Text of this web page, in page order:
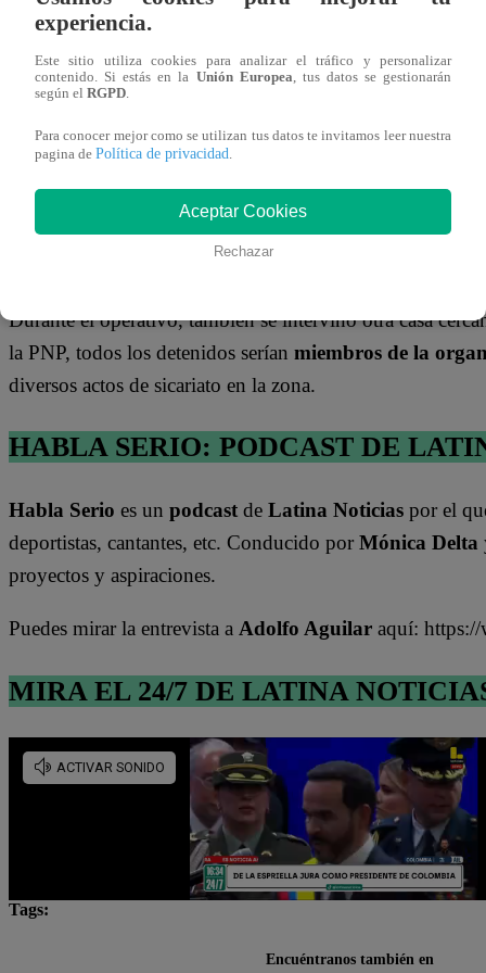
Perú false
reciclador
secuestrado
por banda
Gracias a las imágenes registradas, las autoridades
intentó ocultarse.Agentes de la Policía Nacional del
Durante el operativo, también se intervino otra casa
la PNP, todos los detenidos serían miembros de la
diversos actos de sicariato en la zona.
HABLA SERIO: PODCAST DE
Habla Serio es un podcast de Latina Noticias por el
deportistas, cantantes, etc. Conducido por Mónica Delta
proyectos y aspiraciones.
Puedes mirar la entrevista a Adolfo Aguilar aquí:
MIRA EL 24/7 DE LATINA
Tags:
experiencia.
Este sitio utiliza cookies para analizar el tráfico y personalizar
contenido. Si estás en la Unión Europea , tus datos se gestionarán
según el RGPD
Para conocer mejor como se utilizan tus datos te invitamos leer nuestra
pagina de Política de privacidad
Aceptar Cookies
Rechazar
Encuéntranos también en